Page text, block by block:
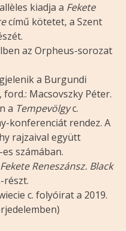
kiadja a Fekete
című kötetet, a Szent
az Orpheus-sorozat
a Burgundi
Macsovszky Péter.
a Tempevölgyc.
konferenciát rendez. A
rajzaival együtt
számában.
Fekete Reneszánsz. Black
részt.
c. folyóirat a 2019.